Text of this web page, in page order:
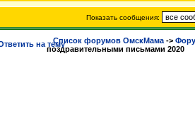
Показать сообщения:
Список форумов ОмскМама ->
поздравительными письмами 2020